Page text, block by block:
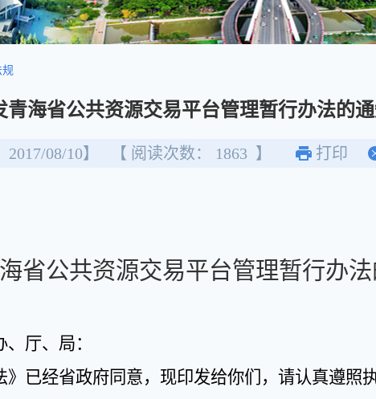
规
青海省公共资源交易平台管理暂行办法的通
2017/08/10】 【 阅读次数： 1863 】 打印
省公共资源交易平台管理暂行办法
厅、局：
已经省政府同意，现印发给你们，请认真遵照执